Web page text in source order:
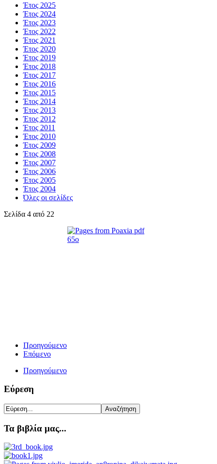
Έτος 2025
Έτος 2024
Έτος 2023
Έτος 2022
Έτος 2021
Έτος 2020
Έτος 2019
Έτος 2018
Έτος 2017
Έτος 2016
Έτος 2015
Έτος 2014
Έτος 2013
Έτος 2012
Έτος 2011
Έτος 2010
Έτος 2009
Έτος 2008
Έτος 2007
Έτος 2006
Έτος 2005
Έτος 2004
Όλες οι σελίδες
Σελίδα 4 από 22
Προηγούμενο
Επόμενο
Προηγούμενο
Εύρεση
Τα βιβλία μας...